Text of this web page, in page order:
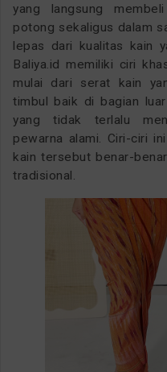
yang langsung
potong sekaligus dalam
lepas dari kualitas kain
Baliya.id memiliki ciri
mulai dari serat kain
timbul baik di bagian
yang tidak terlalu
pewarna alami. Ciri-ciri
kain tersebut benar-
tradisional.